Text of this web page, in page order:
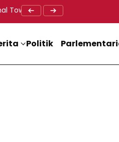
Tower BTS, Diwa : Nyawa dan
Doa Lintas Agama
Politik